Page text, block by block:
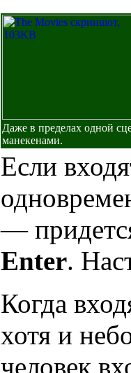
Даже в пределах одной
манекенами.
Если
—
Enter.
Когда
хотя и
человек